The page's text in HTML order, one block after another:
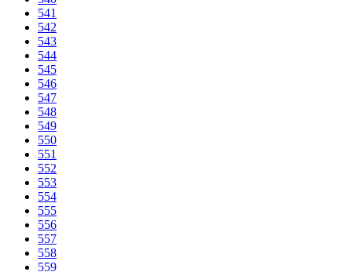
541
542
543
544
545
546
547
548
549
550
551
552
553
554
555
556
557
558
559